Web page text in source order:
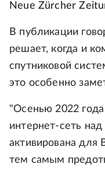
Neue Zürcher
В публикации
решает, когда и
спутниковой
это особенно
"Осенью 2022
интернет-сеть
активирована для
тем самым